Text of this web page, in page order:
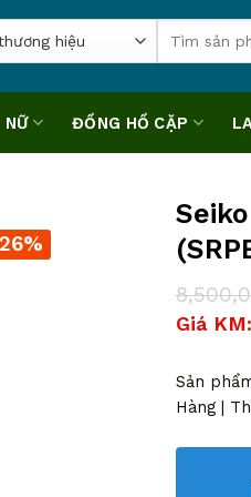
Tìm
kiếm:
NỮ ĐỒNG HỒ CẶP
Giá
Giá
là:
Giá KM:
Sản
Hàng |